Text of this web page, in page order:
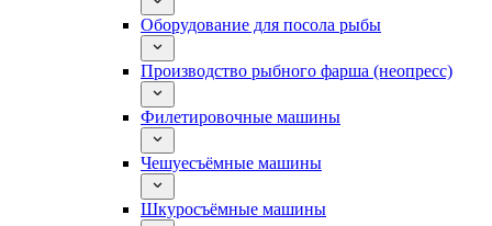
Оборудование для посола рыбы
Производство рыбного фарша (неопресс)
Филетировочные машины
Чешуесъёмные машины
Шкуросъёмные машины